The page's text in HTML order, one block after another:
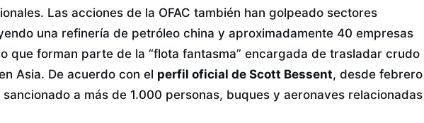
Las acciones de la OFAC también han golpeado sectores
una refinería de petróleo china y aproximadamente 40 empresas
que forman parte de la “flota fantasma” encargada de trasladar crudo
Asia. De acuerdo con el perfil oficial de Scott Bessent, desde febrero
a más de 1.000 personas, buques y aeronaves relacionadas